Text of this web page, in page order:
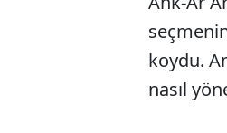
koydu.
nasıl